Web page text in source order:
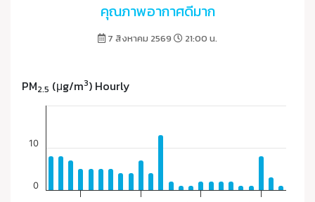
คุณภาพอากาศดีมาก
7 สิงหาคม 2569 21:00 น.
PM2.5 (μg/m3) Hourly